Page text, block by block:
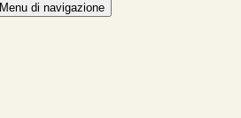
Menu di navigazione